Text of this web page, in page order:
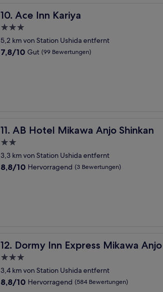
10. Ace Inn Kariya
Ace Inn Kariya
3.0-
Sterne-
Unterkunft
5,2 km von Station Ushida entfernt
7.8
7,8/10 Gut (99 Bewertungen)
11. AB Hotel Mikawa Anjo Shinkan
AB Hotel Mikawa Anjo Shinkan
2.0-
Sterne-
Unterkunft
3,3 km von Station Ushida entfernt
8.8
8,8/10 Hervorragend (3 Bewertungen)
12. Dormy Inn Express Mikawa
Dormy Inn Express Mikawa Anjo Natural
3.0-
Sterne-
Unterkunft
3,4 km von Station Ushida entfernt
8.8
8,8/10 Hervorragend (584 Bewertungen)